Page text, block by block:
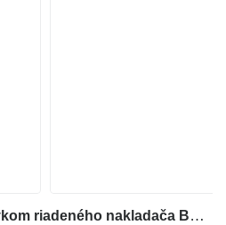
Piest 1J7002111 na šmykom riadeného nakladača Bobcat S160